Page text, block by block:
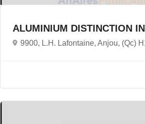
ALUMINIUM DISTINCTION
9900, L.H. Lafontaine, Anjou, (Qc)